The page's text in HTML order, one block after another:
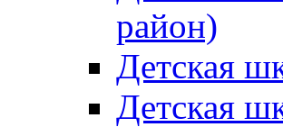
район)
Детская
Детская